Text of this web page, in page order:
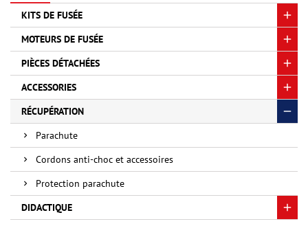
KITS DE FUSÉE
MOTEURS DE FUSÉE
PIÈCES DÉTACHÉES
ACCESSORIES
RÉCUPÉRATION
Parachute
Cordons anti-choc et accessoires
Protection parachute
DIDACTIQUE